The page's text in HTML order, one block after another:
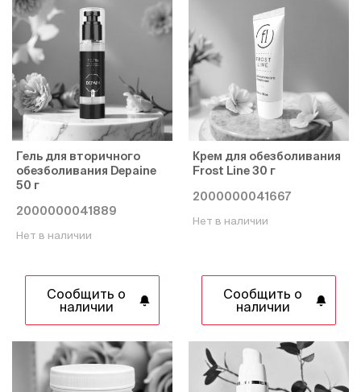
Гель для вторичного
обезболивания Depaine
50 г
2000000041889
Нет в наличии
Сообщить о
наличии
Крем для обезболивания
Frost Line 30 г
2000000041667
Нет в наличии
Сообщить о
наличии